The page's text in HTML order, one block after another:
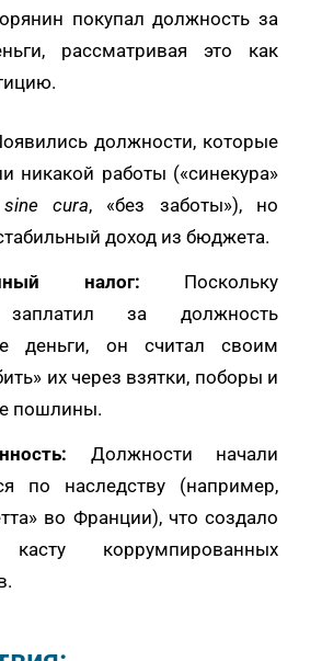
покупал должность за
рассматривая это как
должности, которые
никакой работы («синекура»
sine cura, «без заботы»), но
доход из бюджета.
налог: Поскольку
заплатил за должность
деньги, он считал своим
их через взятки, поборы и
пошлины.
Должности начали
по наследству (например,
во Франции), что создало
коррумпированных